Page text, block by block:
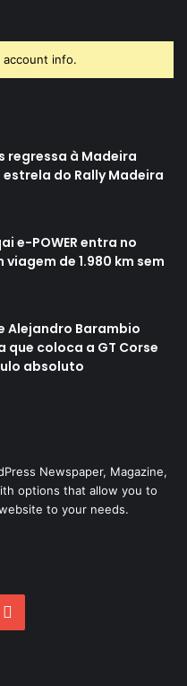
account info.
regressa à Madeira
do Rally Madeira
e-POWER entra no
viagem de 1.980 km sem
Alejandro Barambio
que coloca a GT Corse
absoluto
Newspaper, Magazine,
options that allow you to
to your needs.